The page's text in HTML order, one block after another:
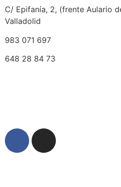
C/ Epifanía, 2, (frente Aulario
Valladolid
983 071 697
648 28 84 73